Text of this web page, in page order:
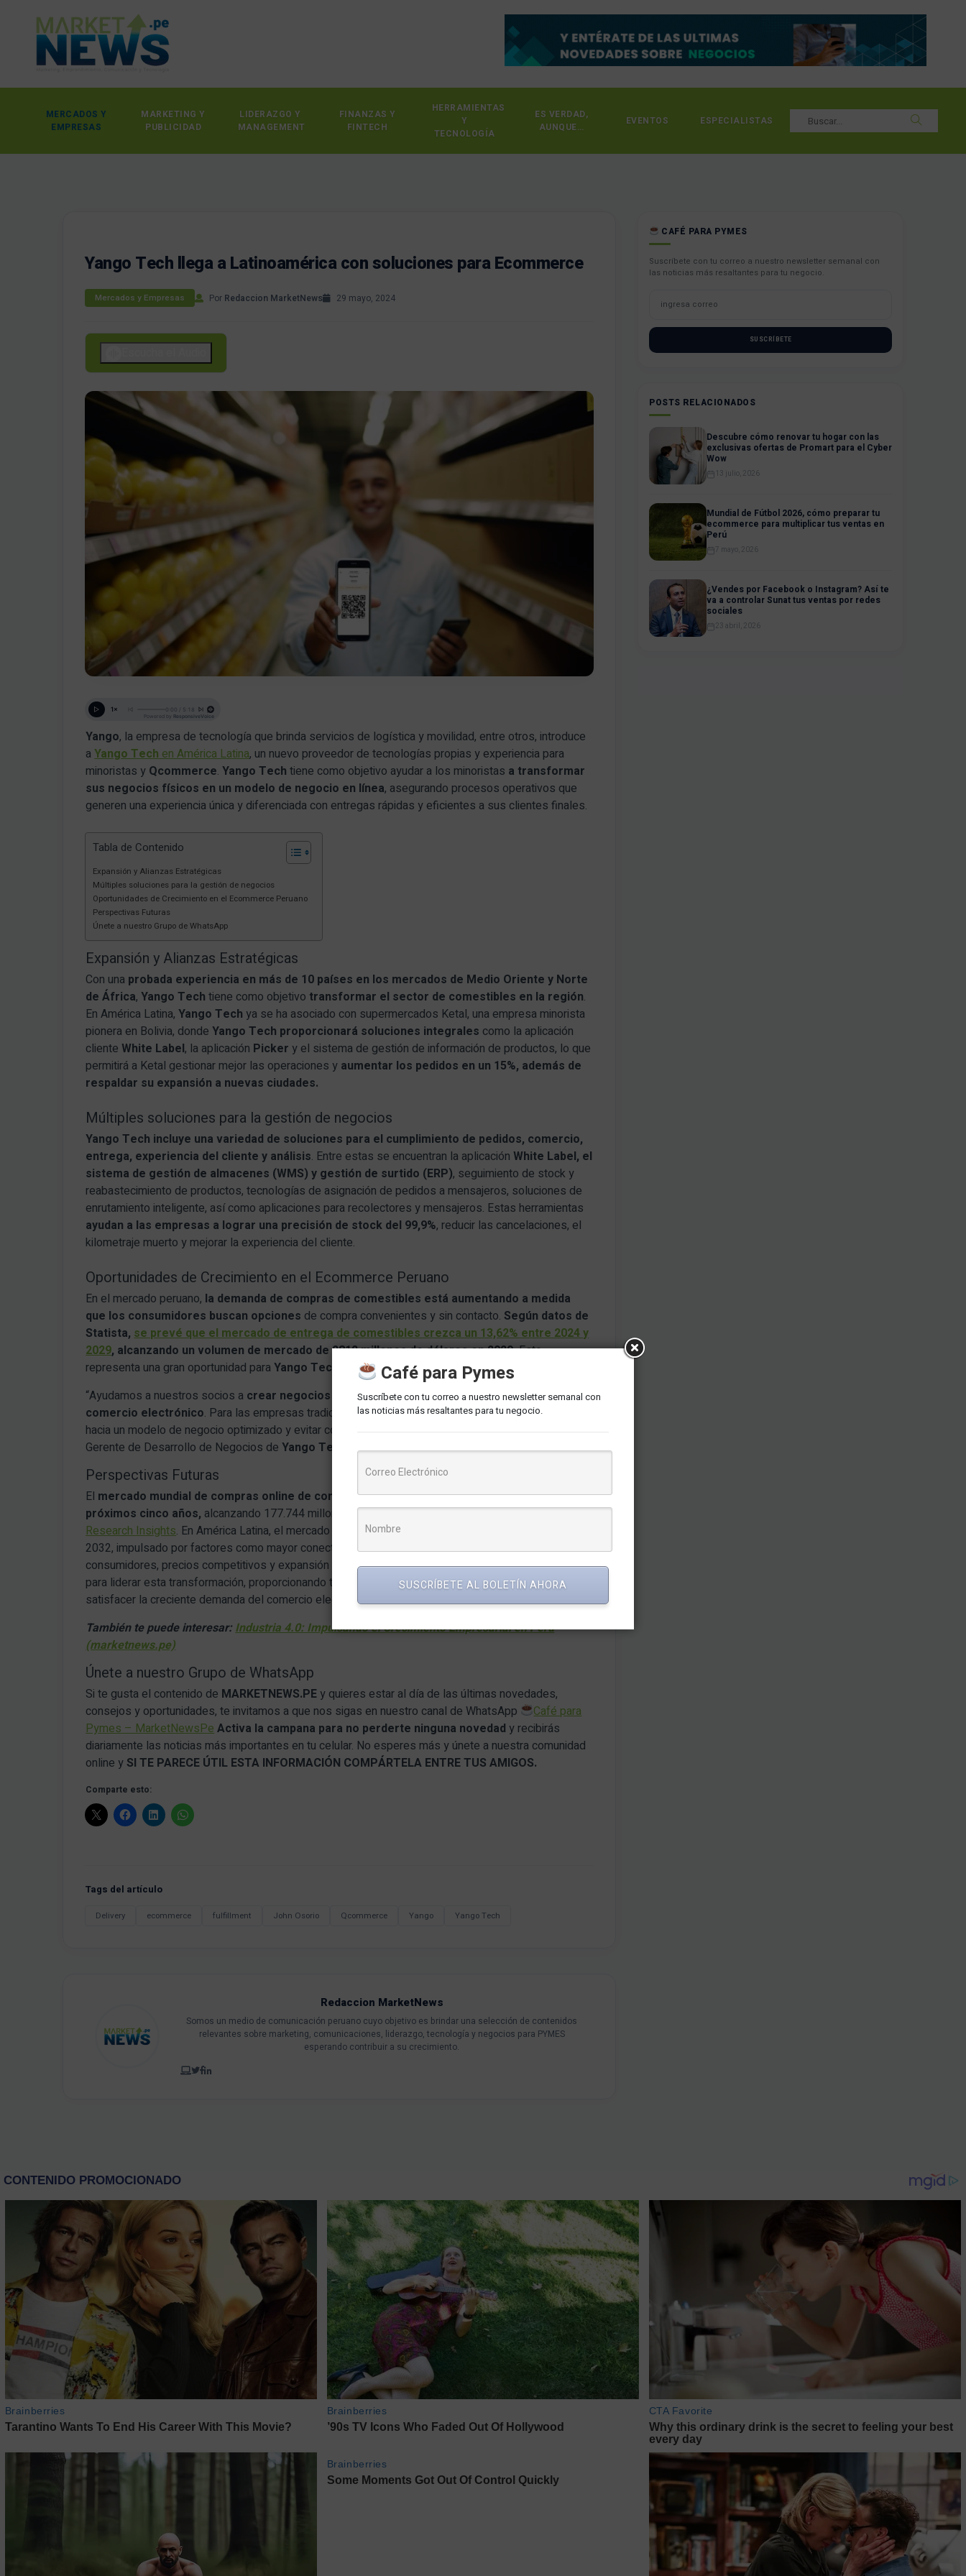
MERCADOS Y
EMPRESAS
MARKETING Y
PUBLICIDAD
LIDERAZGO Y
MANAGEMENT
FINANZAS Y
FINTECH
HERRAMIENTAS
Y
TECNOLOGÍA
ES VERDAD,
AUNQUE…
EVENTOS ESPECIALISTAS
Yango Tech llega a Latinoamérica con soluciones para Ecommerce
Mercados y Empresas Por Redaccion MarketNews 29 mayo, 2024
Yango, la empresa de tecnología que brinda servicios de logística y movilidad, entre otros, introduce
aYango Techen América Latina, un nuevo proveedor de tecnologías propias y experiencia para
minoristas y Qcommerce.Yango Tech tiene como objetivo ayudar a los minoristas a transformar
sus negocios físicos en un modelo de negocio en línea, asegurando procesos operativos que
generen una experiencia única y diferenciada con entregas rápidas y eficientes a sus clientes finales.
Tabla de Contenido
Expansión y Alianzas Estratégicas
Múltiples soluciones para la gestión de negocios
Oportunidades de Crecimiento en el Ecommerce Peruano
Perspectivas Futuras
Únete a nuestro Grupo de WhatsApp
Expansión y Alianzas Estratégicas
Con una probada experiencia en más de 10 países en los mercados de Medio Oriente y Norte
de África,Yango Tech tiene como objetivo transformar el sector de comestibles en la región.
En América Latina,Yango Tech ya se ha asociado con supermercados Ketal, una empresa minorista
pionera en Bolivia, dondeYango Tech proporcionará soluciones integrales como la aplicación
clienteWhite Label, la aplicación Picker y el sistema de gestión de información de productos, lo que
permitirá a Ketal gestionar mejor las operaciones y aumentar los pedidos en un 15%, además de
respaldar su expansión a nuevas ciudades.
Múltiples soluciones para la gestión de negocios
Yango Tech incluye una variedad de soluciones para el cumplimiento de pedidos, comercio,
entrega, experiencia del cliente y análisis. Entre estas se encuentran la aplicaciónWhite Label, el
sistema de gestión de almacenes (WMS) y gestión de surtido (ERP), seguimiento de stock y
reabastecimiento de productos, tecnologías de asignación de pedidos a mensajeros, soluciones de
enrutamiento inteligente, así como aplicaciones para recolectores y mensajeros. Estas herramientas
ayudan a las empresas a lograr una precisión de stock del 99,9%, reducir las cancelaciones, el
kilometraje muerto y mejorar la experiencia del cliente.
Oportunidades de Crecimiento en el Ecommerce Peruano
En el mercado peruano, la demanda de compras de comestibles está aumentando a medida
que los consumidores buscan opciones de compra convenientes y sin contacto. Según datos de
Statista,se prevé que el mercado de entrega de comestibles crezca un 13,62% entre 2024 y
2029, alcanzando un volumen de mercado de 2812 millones de dólares en 2029.Esto
representa una gran oportunidad paraYango Tech
y sus socios.
“Ayudamos a nuestros socios a crear negocios rentables y escalables en el ámbito del
comercio electrónico. Para las empresas tradicionales, esto significa una oportunidad para avanzar
hacia un modelo de negocio optimizado y evitar costos innecesarios”, comentó
Gerente de Desarrollo de Negocios deYango Tech en la región.
Perspectivas Futuras
El mercado mundial de compras online de comestibles se espera que crezca un 14,6% en los
próximos cinco años, alcanzando 177.744 millones de dólares en 2032, según datos deBusiness
Research Insights. En América Latina, el mercado espera alcanzar los 9.300 millones de dólares en
2032, impulsado por factores como mayor conectividad digital, cambios en el estilo de vida de los
consumidores, precios competitivos y expansión de logística.Yango Techestá bien posicionado
para liderar esta transformación, proporcionando tecnologías avanzadas y soluciones eficientes para
satisfacer la creciente demanda del comercio electrónico en la región.
También te puede interesar:Industria 4.0: Impulsando el Crecimiento Empresarial en Perú
(marketnews.pe)
Únete a nuestro Grupo de WhatsApp
Si te gusta el contenido de MARKETNEWS.PE y quieres estar al día de las últimas novedades,
consejos y oportunidades, te invitamos a que nos sigas en nuestro canal de WhatsApp
Café para
Pymes – MarketNewsPeActiva la campana para no perderte ninguna novedad y recibirás
diariamente las noticias más importantes en tu celular. No esperes más y únete a nuestra comunidad
online y SI TE PARECE ÚTIL ESTA INFORMACIÓN COMPÁRTELA ENTRE TUS AMIGOS.
Comparte esto:
Tags del artículo
Delivery ecommerce fulfillment John Osorio Qcommerce Yango Yango Tech
Redaccion MarketNews
Somos un medio de comunicación peruano cuyo objetivo es brindar una selección de contenidos
relevantes sobre marketing, comunicaciones, liderazgo, tecnología y negocios para PYMES
esperando contribuir a su crecimiento.
CAFÉ PARA PYMES
Suscríbete con tu correo a nuestro newsletter semanal con
las noticias más resaltantes para tu negocio.
SUSCRÍBETE
POSTS RELACIONADOS
Descubre cómo renovar tu hogar con las
exclusivas ofertas de Promart para el Cyber
Wow
13 julio, 2026
Mundial de Fútbol 2026, cómo preparar tu
ecommerce para multiplicar tus ventas en
Perú
7 mayo, 2026
¿Vendes por Facebook o Instagram? Así te
va a controlar Sunat tus ventas por redes
sociales
23 abril, 2026
Café para Pymes
Suscríbete con tu correo a nuestro newsletter semanal con
las noticias más resaltantes para tu negocio.
SUSCRÍBETE AL BOLETÍN AHORA